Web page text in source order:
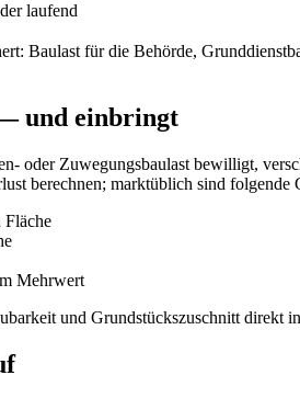
laufend
Baulast für die Behörde,
und einbringt
oder Zuwegungsbaulast bewilligt,
berechnen; marktüblich sind folgende
Fläche
Mehrwert
und Grundstückszuschnitt direkt